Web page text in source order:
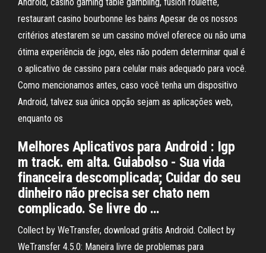
restaurant casino bourbonne les bains Apesar de os nossos
critérios atestarem se um cassino móvel oferece ou não uma
ótima experiência de jogo, eles não podem determinar qual é
o aplicativo de cassino para celular mais adequado para você.
Como mencionamos antes, caso você tenha um dispositivo
Android, talvez sua única opção sejam as aplicações web,
enquanto os
Melhores Aplicativos para Android : Igp
m track. em alta. Guiabolso - Sua vida
financeira descomplicada; Cuidar do seu
dinheiro não precisa ser chato nem
complicado. Se livre do …
Collect by WeTransfer, download grátis Android. Collect by
WeTransfer 4.5.0: Maneira livre de problemas para